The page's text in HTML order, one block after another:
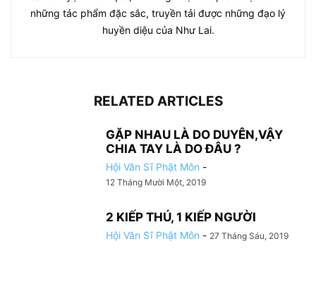
những tác phẩm đặc sắc, truyền tải được những đạo lý
huyền diệu của Như Lai.
RELATED ARTICLES
GẶP NHAU LÀ DO DUYÊN,VẬY
CHIA TAY LÀ DO ĐÂU ?
Hội Văn Sĩ Phật Môn -
12 Tháng Mười Một, 2019
2 KIẾP THÚ, 1 KIẾP NGƯỜI
Hội Văn Sĩ Phật Môn - 27 Tháng Sáu, 2019